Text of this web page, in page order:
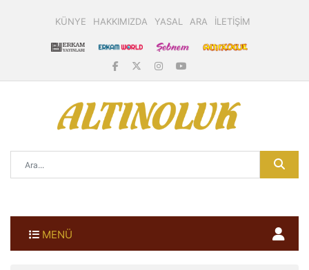
KÜNYE HAKKIMIZDA YASAL ARA İLETİŞİM
MENÜ